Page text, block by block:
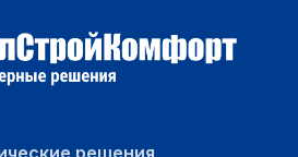
решения